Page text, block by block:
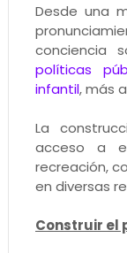
Desde una
conciencia
políticas
infantil, más
La
acceso a
recreación,
en diversas
Construir el